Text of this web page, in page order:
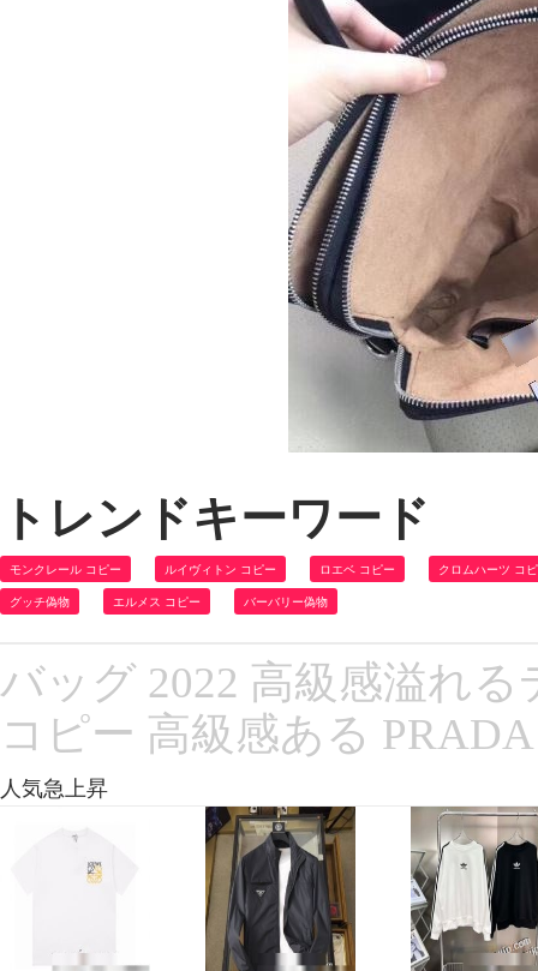
トレンドキーワード
モンクレール コピー ルイヴィトン コピー ロエベ コピー クロムハーツ コ
グッチ偽物 エルメス コピー バーバリー偽物
バッグ 2022 高級感溢れ
コピー 高級感ある
人気急上昇